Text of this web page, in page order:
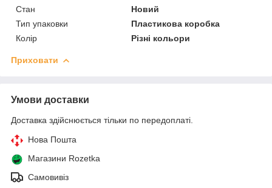
Стан
Новий
Тип упаковки
Пластикова коробка
Колір
Різні кольори
Приховати
Умови доставки
Доставка здійснюється тільки по передоплаті.
Нова Пошта
Магазини Rozetka
Самовивіз